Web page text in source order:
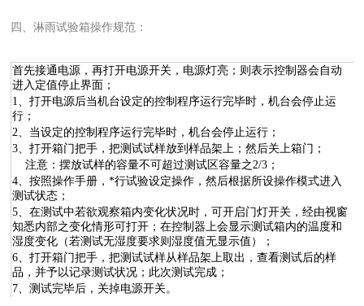
四、淋雨试验箱操作规范：
首先接通电源，再打开电源开关，电源灯亮；则表示控制器会自动
进入定值停止界面；
1、打开电源后当机台设定的控制程序运行完毕时，机台会停止运
行；
2、当设定的控制程序运行完毕时，机台会停止运行；
3、打开箱门把手，把测试试样放到样品架上；然后关上箱门；
注意：摆放试样的容量不可超过测试区容量之2/3；
4、按照操作手册，*行试验设定操作，然后根据所设操作模式进入
测试状态；
5、在测试中若欲观察箱内变化状况时，可开启门灯开关，经由视窗
知悉内部之变化情形可打开；在控制器上会显示测试箱内的温度和
湿度变化（若测试无湿度要求则湿度值无显示值）；
6、打开箱门把手，把测试试样从样品架上取出，查看测试后的样
品，并予以记录测试状况；此次测试完成；
7、测试完毕后，关掉电源开关。